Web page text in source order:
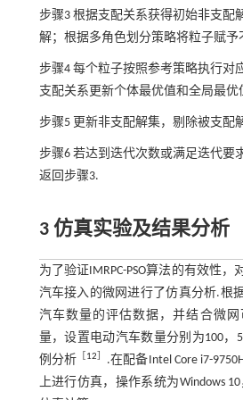
步骤3根据支配关系获得初始非支配
解；根据多角色划分策略将粒子赋予
步骤4每个粒子按照参考策略执行对
支配关系更新个体最优值和全局最优
步骤5更新非支配解集，剔除被支配
步骤6若达到迭代次数或满足迭代要
返回步骤3.
3 仿真实验及结果分析
为了验证IMRPC-PSO算法的有效性
汽车接入的微网进行了仿真分析.根
汽车数量的评估数据，并结合微
量，设置电动汽车数量分别为100，
例分析［ 12
.在配备Intel Core i7-
上进行仿真，操作系统为Windows